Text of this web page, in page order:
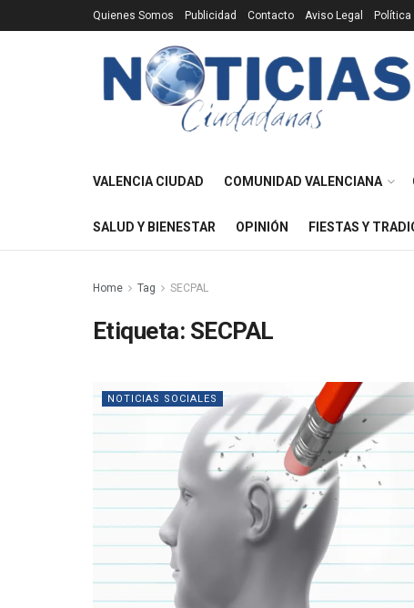
Quienes Somos Publicidad Contacto Aviso Legal Política
VALENCIA CIUDAD COMUNIDAD VALENCIANA
SALUD Y BIENESTAR OPINIÓN FIESTAS Y
Home Tag SECPAL
Etiqueta: SECPAL
NOTICIAS SOCIALES